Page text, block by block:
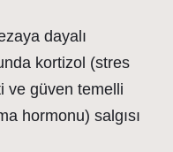
dayalı
kortizol (stres
ve güven temelli
hormonu) salgısı